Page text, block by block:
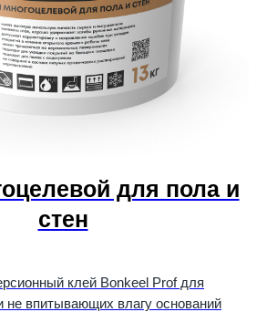
для пола и
стен
клей Bonkeel Prof для
впитывающих влагу оснований